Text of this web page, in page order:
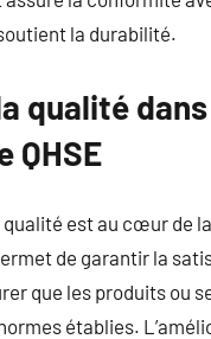
la durabilité.
qualité
QHSE
qualité est au cœur de
de garantir la
que les produits ou
établies.